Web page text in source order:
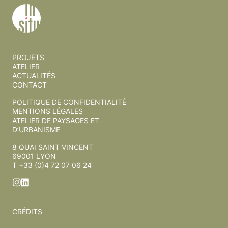
PROJETS
ATELIER
ACTUALITÉS
CONTACT
POLITIQUE DE CONFIDENTIALITÉ
MENTIONS LÉGALES
ATELIER DE PAYSAGES ET
D’URBANISME
8 QUAI SAINT VINCENT
69001 LYON
T +33 (0)4 72 07 06 24
CRÉDITS